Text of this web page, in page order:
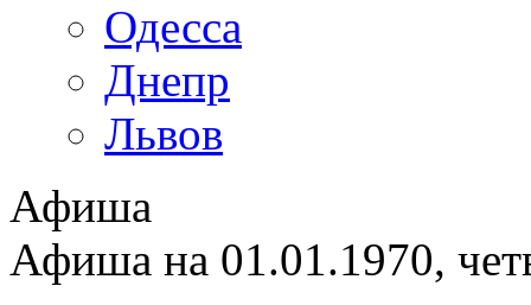
Одесса
Днепр
Львов
Афиша
Афиша на 01.01.1970,